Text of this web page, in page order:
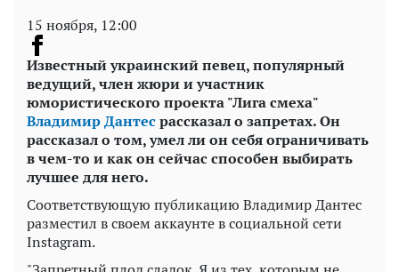
15 ноября, 12:00
Известный украинский певец, популярный
ведущий, член жюри и участник
юмористического проекта "Лига смеха"
Владимир Дантесрассказал о запретах. Он
рассказал о том, умел ли он себя ограничивать
в чем-то и как он сейчас способен выбирать
лучшее для него.
Соответствующую публикацию Владимир Дантес
разместил в своем аккаунте в социальной сети
Instagram.